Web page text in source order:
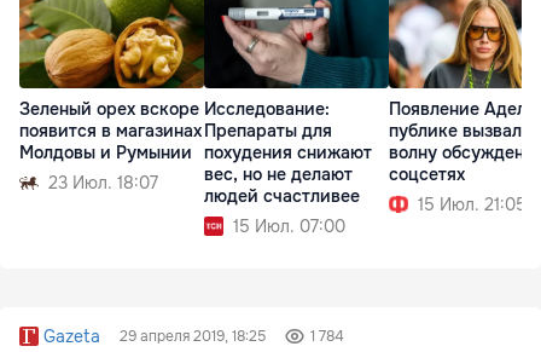
Зеленый орех вскоре
появится в магазинах
Молдовы и Румынии
23 Июл. 18:07
Исследование:
Препараты для
похудения снижают
вес, но не делают
людей счастливее
15 Июл. 07:00
Появление Адель
публике вызвало
волну
соцсетях
15 Июл. 21:05
Gazeta 29 апреля 2019, 18:25 1 784